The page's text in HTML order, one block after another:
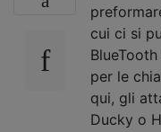
cui ci si
per le
qui, gli
Ducky o